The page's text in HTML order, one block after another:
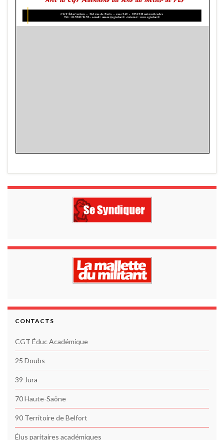
CONTACTS
CGT Éduc Académique
25 Doubs
39 Jura
70 Haute-Saône
90 Territoire de Belfort
Élus paritaires académiques